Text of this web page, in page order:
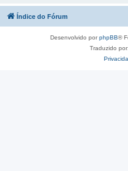
Índice do Fórum
Desenvolvido porphpBB®
Traduzido por: